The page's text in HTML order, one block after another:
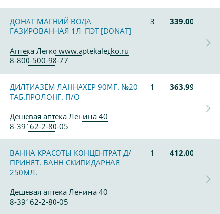
ДОНАТ МАГНИЙ ВОДА
ГАЗИРОВАННАЯ 1Л. ПЭТ [DONAT]
3 339.00
Аптека Легко www.aptekalegko.ru
8-800-500-98-77
ДИЛТИАЗЕМ ЛАННАХЕР 90МГ. №20
ТАБ.ПРОЛОНГ. П/О
1 363.99
Дешевая аптека Ленина 40
8-39162-2-80-05
ВАННА КРАСОТЫ КОНЦЕНТРАТ Д/
ПРИНЯТ. ВАНН СКИПИДАРНАЯ
250МЛ.
1 412.00
Дешевая аптека Ленина 40
8-39162-2-80-05